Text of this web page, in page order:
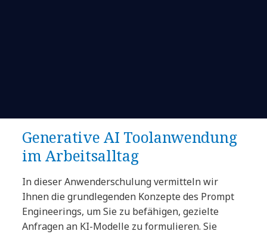
Generative AI Toolanwendung
im Arbeitsalltag
In dieser Anwenderschulung vermitteln wir
Ihnen die grundlegenden Konzepte des Prompt
Engineerings, um Sie zu befähigen, gezielte
Anfragen an KI-Modelle zu formulieren. Sie